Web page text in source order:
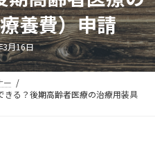
養費）申請
3月16日
ー
る？後期高齢者医療の治療用装具